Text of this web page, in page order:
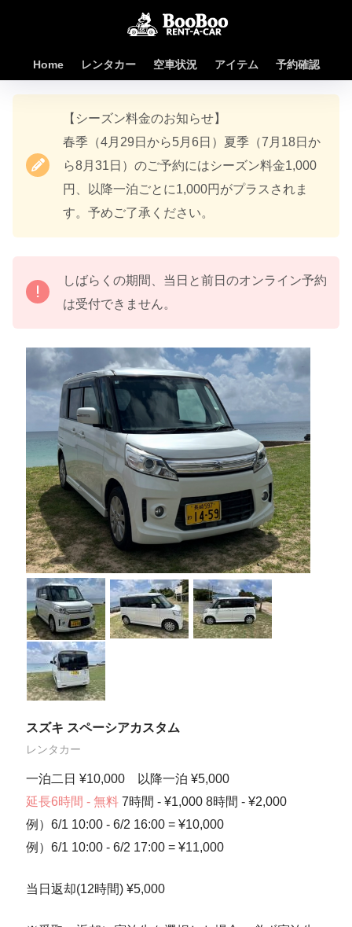
Home レンタカー 空車状況 アイテム 予約確認
【シーズン料金のお知らせ】
春季（4月29日から5月6日）夏季（7月18日か
ら8月31日）のご予約にはシーズン料金1,000
円、以降一泊ごとに1,000円がプラスされま
す。予めご了承ください。
しばらくの期間、当日と前日のオンライン予約
は受付できません。
スズキ スペーシアカスタム
レンタカー
一泊二日 ¥10,000 以降一泊 ¥5,000
延長6時間 - 無料7時間 - ¥1,000 8時間 - ¥2,000
例）6/1 10:00 - 6/2 16:00 = ¥10,000
例）6/1 10:00 - 6/2 17:00 = ¥11,000
当日返却(12時間) ¥5,000